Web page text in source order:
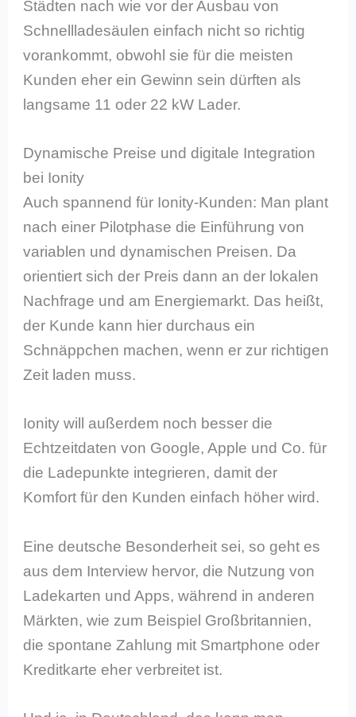
Städten nach wie vor der Ausbau von
Schnellladesäulen einfach nicht so richtig
vorankommt, obwohl sie für die meisten
Kunden eher ein Gewinn sein dürften als
langsame 11 oder 22 kW Lader.
Dynamische Preise und digitale Integration
bei Ionity
Auch spannend für Ionity-Kunden: Man plant
nach einer Pilotphase die Einführung von
variablen und dynamischen Preisen. Da
orientiert sich der Preis dann an der lokalen
Nachfrage und am Energiemarkt. Das heißt,
der Kunde kann hier durchaus ein
Schnäppchen machen, wenn er zur richtigen
Zeit laden muss.
Ionity will außerdem noch besser die
Echtzeitdaten von Google, Apple und Co. für
die Ladepunkte integrieren, damit der
Komfort für den Kunden einfach höher wird.
Eine deutsche Besonderheit sei, so geht es
aus dem Interview hervor, die Nutzung von
Ladekarten und Apps, während in anderen
Märkten, wie zum Beispiel Großbritannien,
die spontane Zahlung mit Smartphone oder
Kreditkarte eher verbreitet ist.